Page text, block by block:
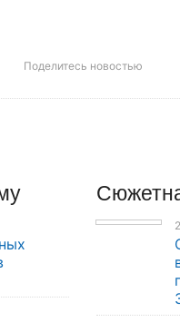
Поделитесь новостью